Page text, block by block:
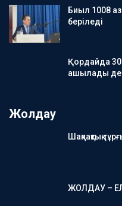
Биыл 1008
беріледі
Қордайда
ашылады
Жолдау
Шақпақтық
ЖОЛДАУ –